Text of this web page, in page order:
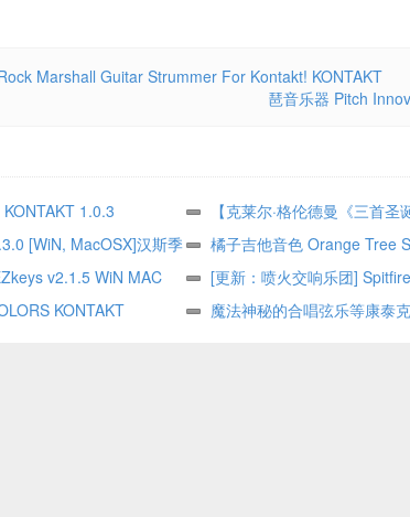
Marshall Guitar Strummer For Kontakt! KONTAKT
琶音乐器 Pitch
1.0.3
【克莱尔·格伦德曼《三首
Bassoon 1 by Clare Grundman
[WiN, MacOSX]汉斯季
橘子吉他音色 Orange Tree
1.3.0
v2.1.5 WiN MAC
[更新：喷火交响乐团]
v1.4.7 Update ONLY [KONTAKT]
KONTAKT
魔法神秘的合唱弦乐等康泰